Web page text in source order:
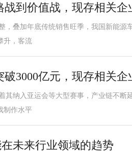
到价值战，现存相关企
，叠加年底传统销售旺季，我国新能源
升，客流
3000亿元，现存相关企
其纳入亚运会等大型赛事，产业链不断
制作水平
未来行业领域的趋势